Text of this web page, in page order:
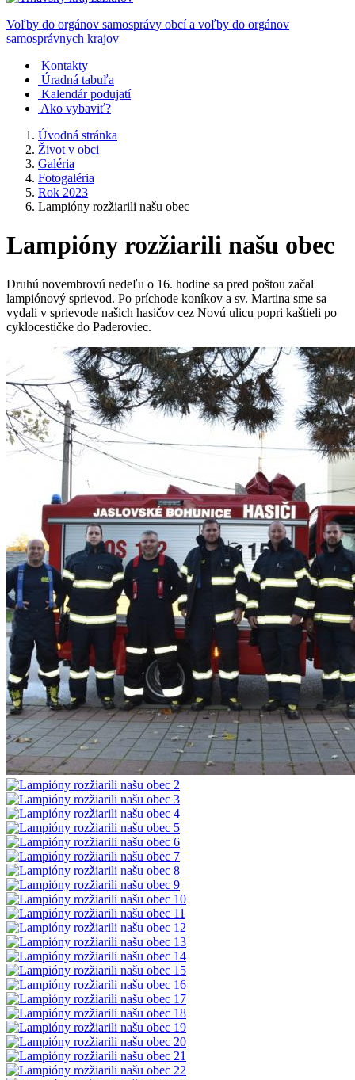
Voľby do orgánov samosprávy obcí a voľby do orgánov
samosprávnych krajov
Kontakty
Úradná tabuľa
Kalendár podujatí
Ako vybaviť?
Úvodná stránka
Život v obci
Galéria
Fotogaléria
Rok 2023
Lampióny rozžiarili našu obec
Lampióny rozžiarili našu obec
Druhú novembrovú nedeľu o 16. hodine sa pred poštou začal
lampiónový sprievod. Po príchode koníkov a sv. Martina sme sa
vydali v sprievode našich hasičov cez Novú ulicu popri kaštieli po
cyklocestičke do Paderoviec.